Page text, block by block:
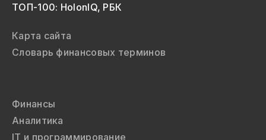
ТОП-100: HolonIQ, РБК
Карта сайта
Словарь финансовых терминов
Финансы
Аналитика
IT и программирование